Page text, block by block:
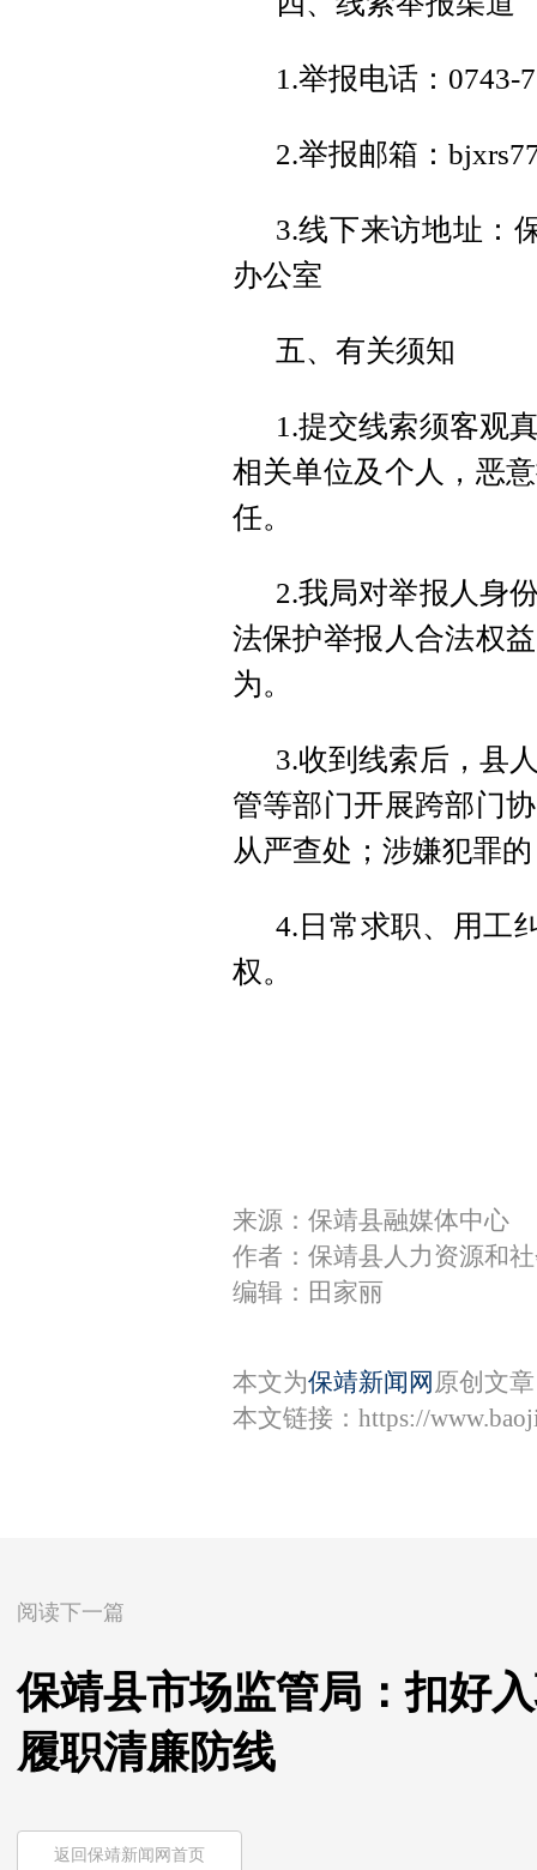
1.举报电话：0743-
2.举报邮箱：
3.线下来访地址：
办公室
五、有关须知
1.提交线索须客观
相关单位及个人，恶
任。
2.我局对举报人身
法保护举报人合法权
为。
3.收到线索后，县
管等部门开展跨部门
从严查处；涉嫌犯罪
4.日常求职、用工
权。
来源：保靖县融媒体中心
作者：保靖县人力资源和
编辑：田家丽
本文为保靖新闻网 原创文
本文链接： https://
阅读下一篇
保靖县市场监管局：扣好
履职清廉防线
返回保靖新闻网首页